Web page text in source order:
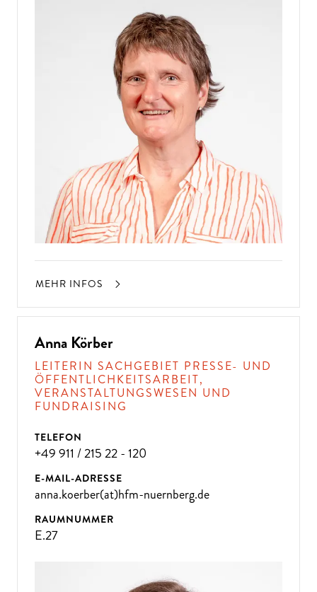
MEHR INFOS
Anna Körber
LEITERIN SACHGEBIET PRESSE- UND
ÖFFENTLICHKEITSARBEIT,
VERANSTALTUNGSWESEN UND
FUNDRAISING
TELEFON
+49 911 / 215 22 - 120
E-MAIL-ADRESSE
anna.koerber(at)hfm-nuernberg.de
RAUMNUMMER
E.27